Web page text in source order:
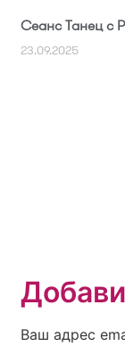
Сеанс Танец с
23.09.2025
Ваш адрес